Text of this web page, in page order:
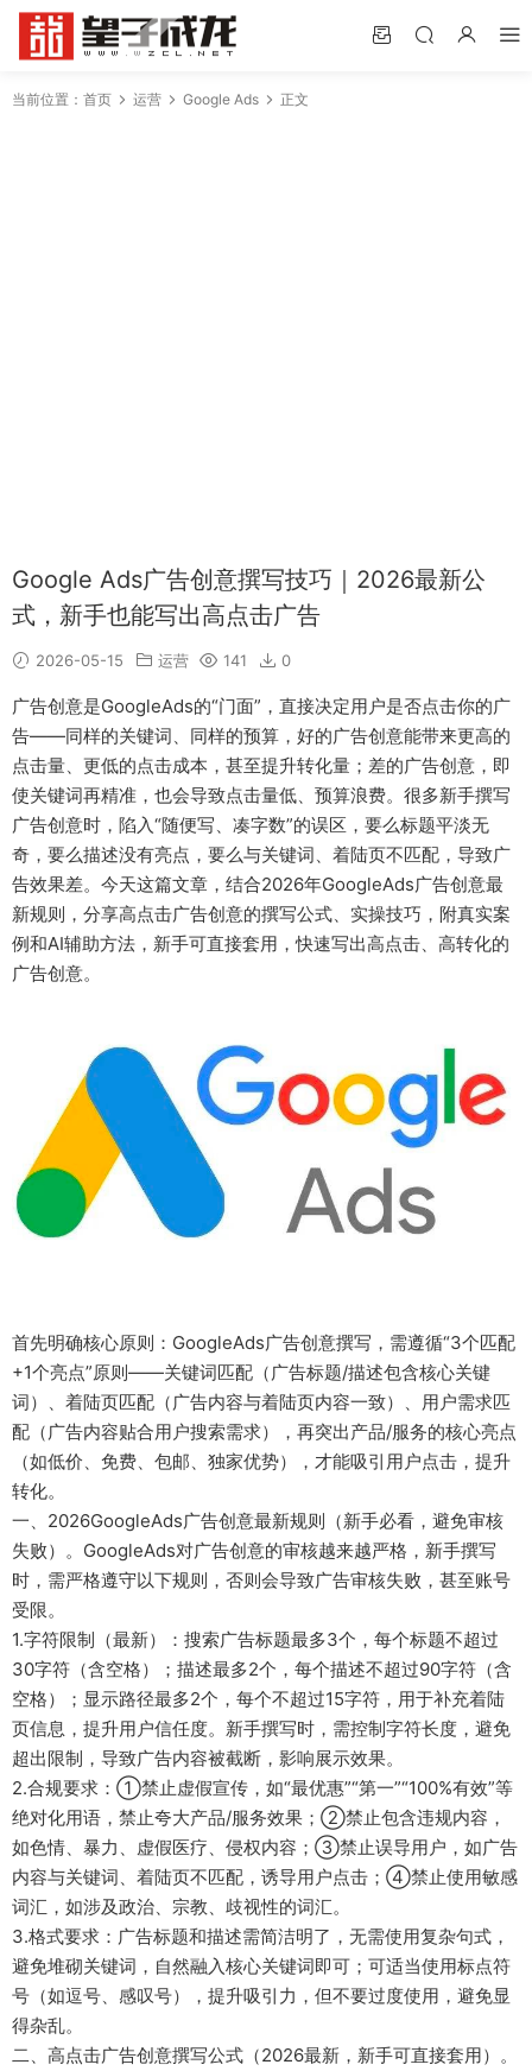
当前位置： 首页 运营 Google Ads 正文
Google Ads广告创意撰写技巧｜2026最新公
式，新手也能写出高点击广告
2026-05-15 运营 141 0
广告创意是GoogleAds的“门面”，直接决定用户是否点击你的广
告——同样的关键词、同样的预算，好的广告创意能带来更高的
点击量、更低的点击成本，甚至提升转化量；差的广告创意，即
使关键词再精准，也会导致点击量低、预算浪费。很多新手撰写
广告创意时，陷入“随便写、凑字数”的误区，要么标题平淡无
奇，要么描述没有亮点，要么与关键词、着陆页不匹配，导致广
告效果差。今天这篇文章，结合2026年GoogleAds广告创意最
新规则，分享高点击广告创意的撰写公式、实操技巧，附真实案
例和AI辅助方法，新手可直接套用，快速写出高点击、高转化的
广告创意。
首先明确核心原则：GoogleAds广告创意撰写，需遵循“3个匹配
+1个亮点”原则——关键词匹配（广告标题/描述包含核心关键
词）、着陆页匹配（广告内容与着陆页内容一致）、用户需求匹
配（广告内容贴合用户搜索需求），再突出产品/服务的核心亮点
（如低价、免费、包邮、独家优势），才能吸引用户点击，提升
转化。
一、2026GoogleAds广告创意最新规则（新手必看，避免审核
失败）。GoogleAds对广告创意的审核越来越严格，新手撰写
时，需严格遵守以下规则，否则会导致广告审核失败，甚至账号
受限。
1.字符限制（最新）：搜索广告标题最多3个，每个标题不超过
30字符（含空格）；描述最多2个，每个描述不超过90字符（含
空格）；显示路径最多2个，每个不超过15字符，用于补充着陆
页信息，提升用户信任度。新手撰写时，需控制字符长度，避免
超出限制，导致广告内容被截断，影响展示效果。
2.合规要求：①禁止虚假宣传，如“最优惠”“第一”“100%有效”等
绝对化用语，禁止夸大产品/服务效果；②禁止包含违规内容，
如色情、暴力、虚假医疗、侵权内容；③禁止误导用户，如广告
内容与关键词、着陆页不匹配，诱导用户点击；④禁止使用敏感
词汇，如涉及政治、宗教、歧视性的词汇。
3.格式要求：广告标题和描述需简洁明了，无需使用复杂句式，
避免堆砌关键词，自然融入核心关键词即可；可适当使用标点符
号（如逗号、感叹号），提升吸引力，但不要过度使用，避免显
得杂乱。
二、高点击广告创意撰写公式（2026最新，新手可直接套用）。